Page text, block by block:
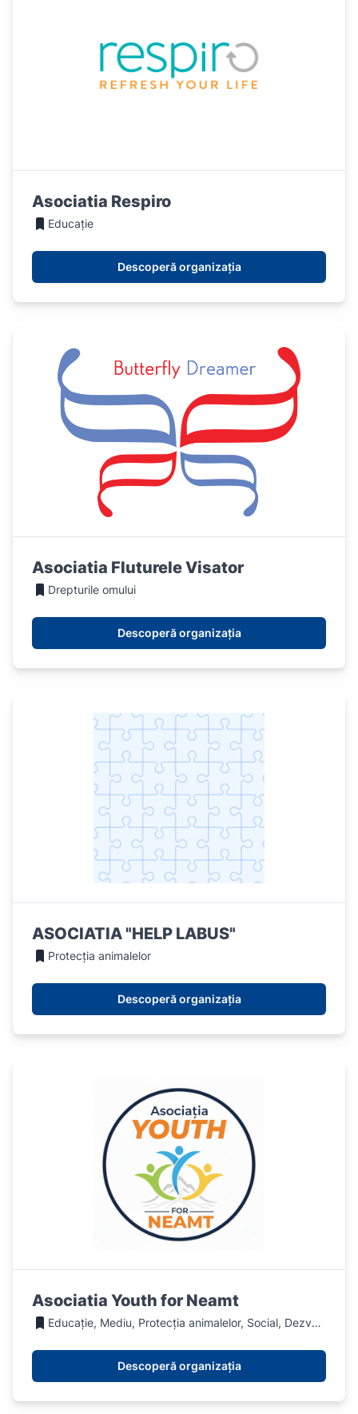
Asociatia Respiro
Educație
Descoperă organizația
Asociatia Fluturele Visator
Drepturile omului
Descoperă organizația
ASOCIATIA "HELP LABUS"
Protecția animalelor
Descoperă organizația
Asociatia Youth for Neamt
Educație, Mediu, Protecția animalelor, Social, Dezvoltare economica si sociala
Descoperă organizația